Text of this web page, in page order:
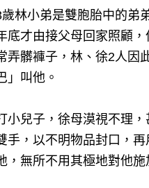
林小弟是雙胞胎中的弟
底才由接父母回家照顧
弄髒褲子，林、徐2人因
」叫他。
小兒子，徐母漠視不理
手，以不明物品封口，
，無所不用其極地對他施